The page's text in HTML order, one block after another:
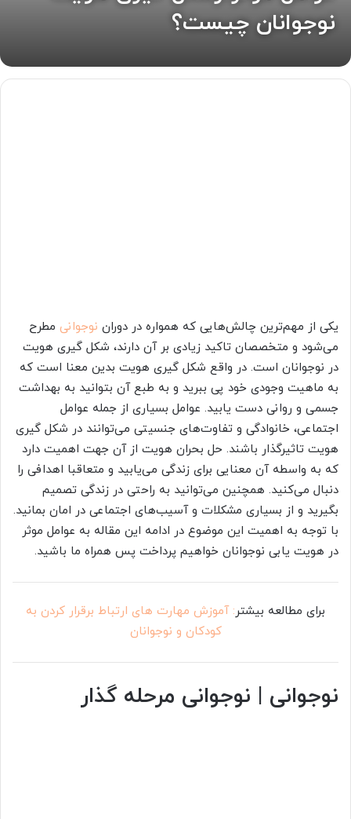
نوجوانان چیست؟
یکی از مهم‌ترین چالش‌هایی که همواره در دوران نوجوانی مطرح
می‌شود و متخصصان تاکید زیادی بر آن دارند، شکل گیری هویت
در نوجوانان است. در واقع شکل گیری هویت بدین معنا است که
به ماهیت وجودی خود پی ببرید و به طبع آن بتوانید به بهداشت
جسمی و روانی دست یابید. عوامل بسیاری از جمله عوامل
اجتماعی، خانوادگی و تفاوت‌های جنسیتی می‌توانند در شکل گیری
هویت تاثیرگذار باشند. حل بحران هویت از آن جهت اهمیت دارد
که به واسطه آن معنایی برای زندگی می‌یابید و متعاقبا اهدافی را
دنبال می‌کنید. همچنین می‌توانید به راحتی در زندگی تصمیم
بگیرید و از بسیاری مشکلات و آسیب‌های اجتماعی در امان بمانید.
با توجه به اهمیت این موضوع در ادامه این مقاله به عوامل موثر
در هویت یابی نوجوانان خواهیم پرداخت پس همراه ما باشید.
برای مطالعه بیشتر: آموزش مهارت های ارتباط برقرار کردن به
کودکان و نوجوانان
نوجوانی | نوجوانی مرحله گذار